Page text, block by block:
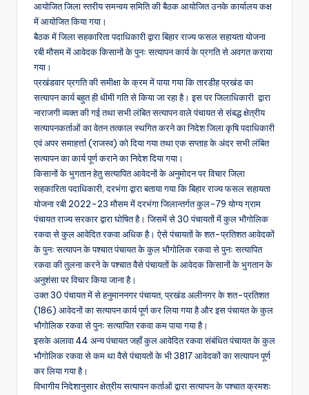
आयोजित जिला स्तरीय समन्वय समिति की बैठक आयोजित उनके कार्यालय कक्ष
में आयोजित किया गया।
बैठक में जिला सहकारिता पदाधिकारी द्वारा बिहार राज्य फसल सहायता योजना
रबी मौसम में आवेदक किसानों के पुनः सत्यापन कार्य के प्रगति से अवगत कराया
गया।
प्रखंडवार प्रगति की समीक्षा के क्रम में पाया गया कि तारडीह प्रखंड का
सत्यापन कार्य बहुत ही धीमी गति से किया जा रहा है। इस पर जिलाधिकारी द्वारा
नाराजगी व्यक्त की गई तथा सभी लंबित सत्यापन वाले पंचायत से संबद्ध क्षेत्रीय
सत्यापनकर्ताओं का वेतन तत्काल स्थगित करने का निदेश जिला कृषि पदाधिकारी
एवं अपर समाहर्त्ता (राजस्व) को दिया गया तथा एक सप्ताह के अंदर सभी लंबित
सत्यापन का कार्य पूर्ण कराने का निदेश दिया गया।
किसानों के भुगतान हेतु सत्यापित आवेदनों के अनुमोदन पर विचार जिला
सहकारिता पदाधिकारी, दरभंगा द्वारा बताया गया कि बिहार राज्य फसल सहायता
योजना रबी 2022-23 मौसम में दरभंगा जिलान्तर्गत कुल-79 योग्य ग्राम
पंचायत राज्य सरकार द्वारा घोषित है। जिसमें से 30 पंचायतों में कुल भौगोलिक
रकवा से कुल आवेदित रकवा अधिक है। ऐसे पंचायतों के शत-प्रतिशत आवेदकों
के पुनः सत्यापन के पश्चात पंचायत के कुल भौगोलिक रकवा से पुनः सत्यापित
रकवा की तुलना करने के पश्चात वैसे पंचायतों के आवेदक किसानों के भुगतान के
अनुशंसा पर विचार किया जाना है।
उक्त 30 पंचायत में से हनुमाननगर पंचायत, प्रखंड अलीनगर के शत-प्रतिशत
(186) आवेदनों का सत्यापन कार्य पूर्ण कर लिया गया है और इस पंचायत के कुल
भौगोलिक रकवा से पुनः सत्यापित रकवा कम पाया गया है।
इसके अलावा 44 अन्य पंचायत जहाँ कुल आवेदित रकवा संबंधित पंचायत के कुल
भौगोलिक रकवा से कम था वैसे पंचायतों के भी 3817 आवेदकों का सत्यापन पूर्ण
कर लिया गया है।
विभागीय निदेशानुसार क्षेत्रीय सत्यापन कर्ताओं द्वारा सत्यापन के पश्चात क्रमशः